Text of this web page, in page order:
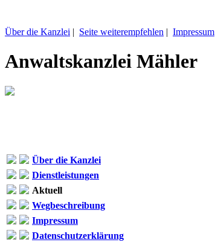
Über die Kanzlei | Seite weiterempfehlen | Impressum
Anwaltskanzlei Mähler
Über die Kanzlei
Dienstleistungen
Aktuell
Wegbeschreibung
Impressum
Datenschutzerklärung